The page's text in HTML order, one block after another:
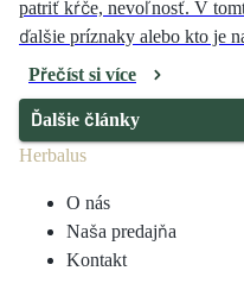
patriť kŕče, nevoľnosť. V
ďalšie príznaky alebo kto je
Přečíst si více
Ďalšie články
Herbalus
O nás
Naša predajňa
Kontakt